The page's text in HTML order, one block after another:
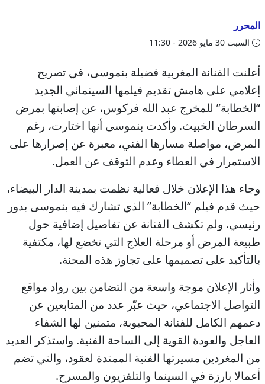
المحرر
السبت 30 مايو 2026 - 11:30
أعلنت الفنانة المغربية فضيلة بنموسى، في تصريح
إعلامي على هامش تقديم فيلمها السينمائي الجديد
“الخطابة” للمخرج عبد الله فركوس، عن إصابتها بمرض
السرطان الخبيث. وأكدت بنموسى أنها اختارت، رغم
المرض، مواصلة مسارها الفني، معبرة عن إصرارها على
الاستمرار في العطاء وعدم التوقف عن العمل.
وجاء هذا الإعلان خلال فعالية نظمت بمدينة الدار البيضاء،
حيث قدم فيلم “الخطابة” الذي تشارك فيه بنموسى بدور
رئيسي. ولم تكشف الفنانة عن تفاصيل إضافية حول
طبيعة المرض أو مرحلة العلاج التي تخضع لها، مكتفية
بالتأكيد على تصميمها على تجاوز هذه المحنة.
وأثار الإعلان موجة واسعة من التضامن بين رواد مواقع
التواصل الاجتماعي، حيث عبّر عدد من المتابعين عن
دعمهم الكامل للفنانة المحبوبة، متمنين لها الشفاء
العاجل والعودة القوية إلى الساحة الفنية. واستذكر العديد
من المغردين مسيرتها الفنية الممتدة لعقود، والتي تضم
أعمالا بارزة في السينما والتلفزيون والمسرح.